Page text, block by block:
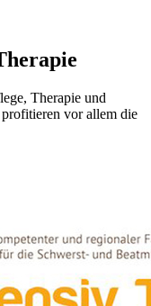
Therapie und
vor allem die